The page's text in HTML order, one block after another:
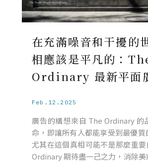
在充滿噪音和干擾的
相應該是平凡的：
Ordinary 最新平面
Feb.12.2025
廣告的構想來自 The Ordinary 的
命，即讓所有人都能享受到最優質
尤其在這個真相可能不是那麼重
Ordinary 期待盡一己之力，消除